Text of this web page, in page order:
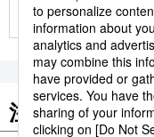
注目のキーワ